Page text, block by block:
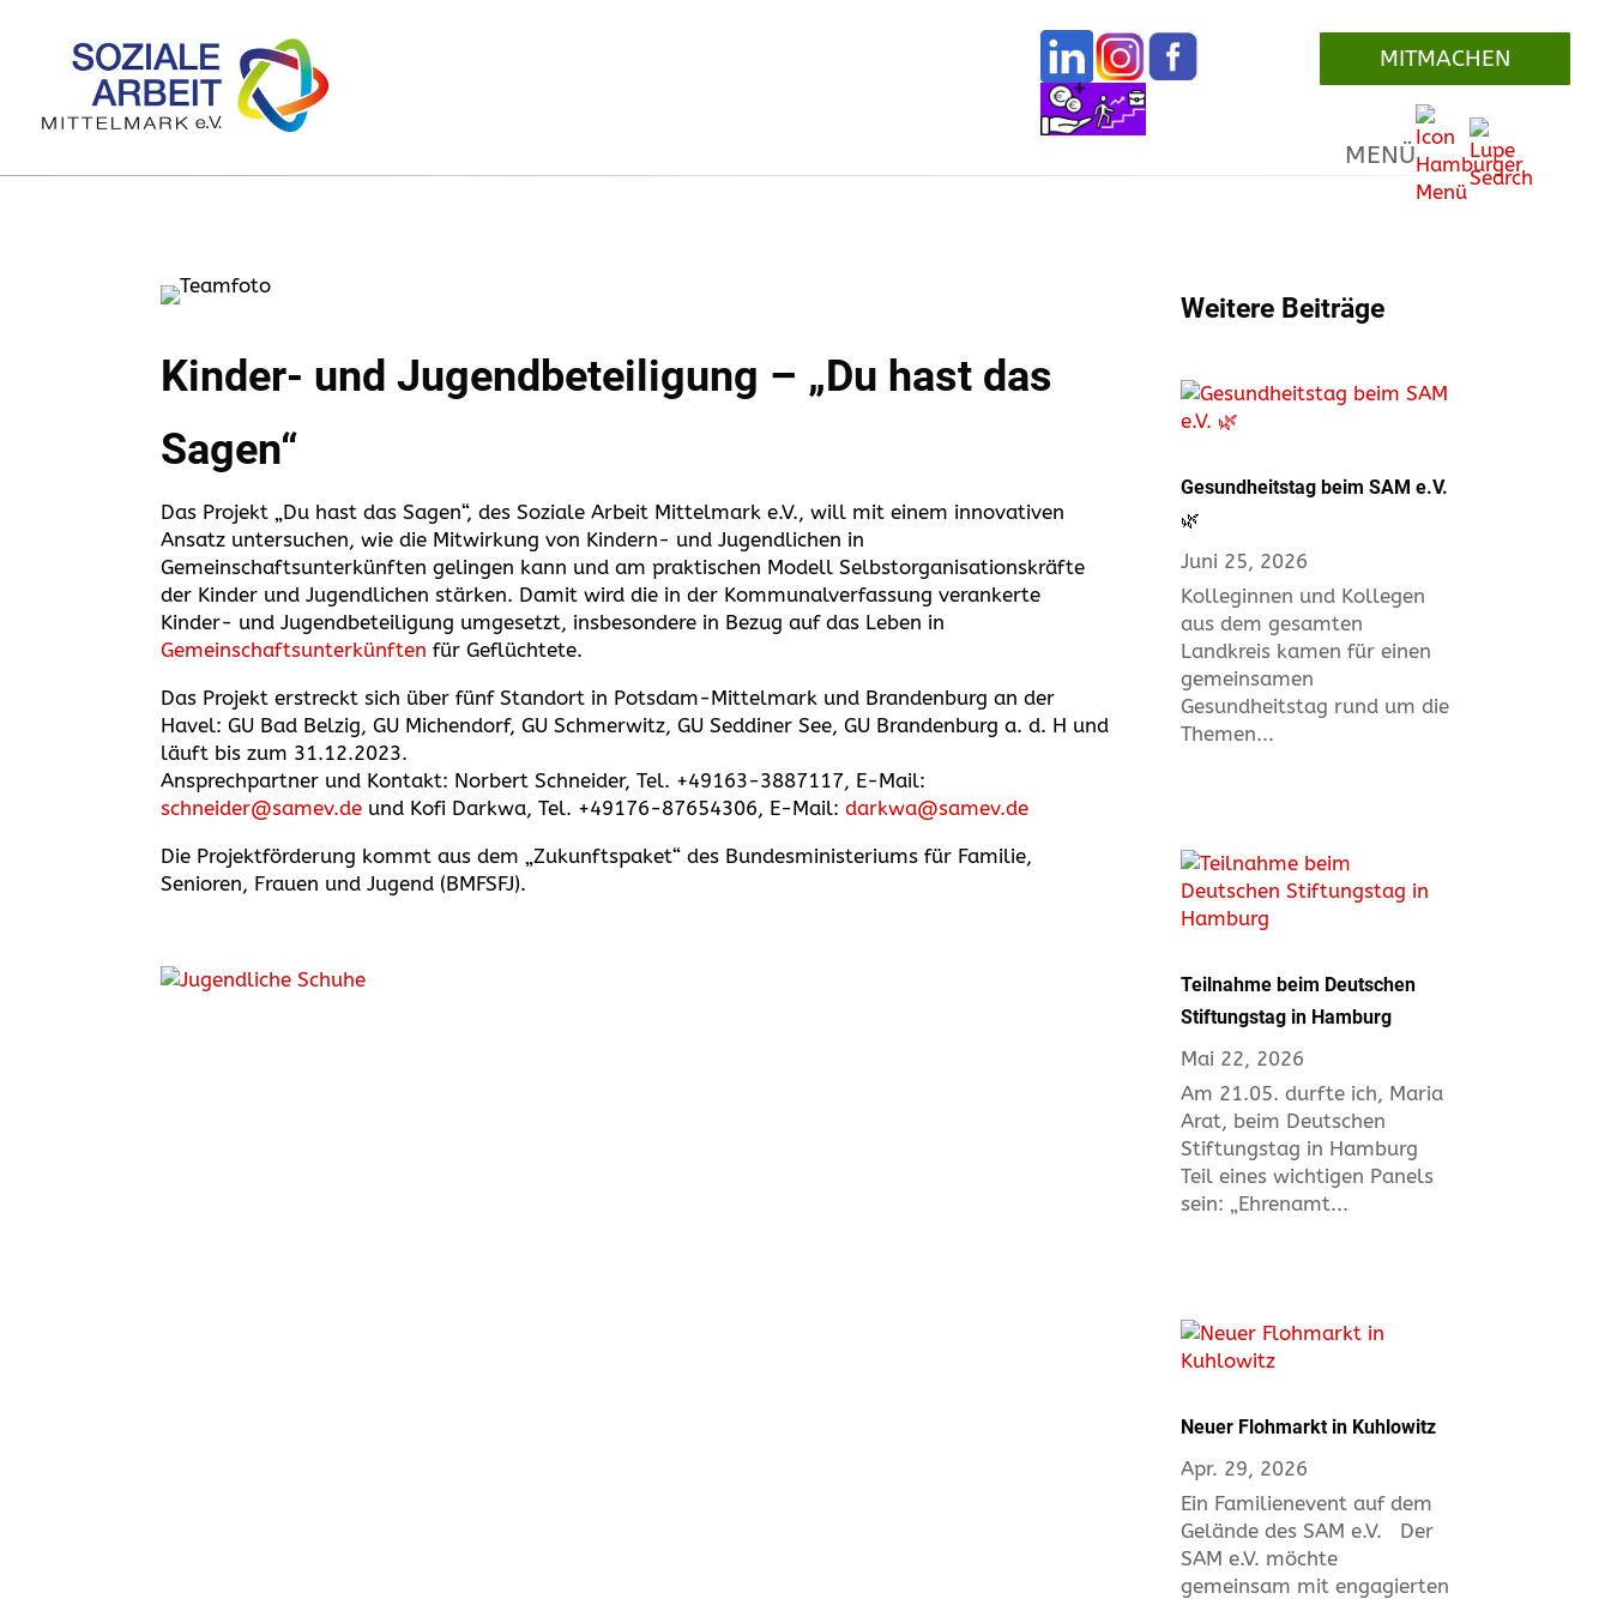
MITMACHEN
MENÜ
Kinder- und Jugendbeteiligung – „Du hast das
Sagen“
Das Projekt „Du hast das Sagen“, des Soziale Arbeit Mittelmark e.V., will mit einem innovativen
Ansatz untersuchen, wie die Mitwirkung von Kindern- und Jugendlichen in
Gemeinschaftsunterkünften gelingen kann und am praktischen Modell Selbstorganisationskräfte
der Kinder und Jugendlichen stärken. Damit wird die in der Kommunalverfassung verankerte
Kinder- und Jugendbeteiligung umgesetzt, insbesondere in Bezug auf das Leben in
Gemeinschaftsunterkünften für Geflüchtete.
Das Projekt erstreckt sich über fünf Standort in Potsdam-Mittelmark und Brandenburg an der
Havel: GU Bad Belzig, GU Michendorf, GU Schmerwitz, GU Seddiner See, GU Brandenburg a. d. H und
läuft bis zum 31.12.2023.
Ansprechpartner und Kontakt: Norbert Schneider, Tel. +49163-3887117, E-Mail:
schneider@samev.de und Kofi Darkwa, Tel. +49176-87654306, E-Mail:darkwa@samev.de
Die Projektförderung kommt aus dem „Zukunftspaket“ des Bundesministeriums für Familie,
Senioren, Frauen und Jugend (BMFSFJ).
Weitere Beiträge
Gesundheitstag beim SAM e.V.
🌿
Juni 25, 2026
Kolleginnen und Kollegen
aus dem gesamten
Landkreis kamen für einen
gemeinsamen
Gesundheitstag rund um die
Themen...
Teilnahme beim Deutschen
Stiftungstag in Hamburg
Mai 22, 2026
Am 21.05. durfte ich, Maria
Arat, beim Deutschen
Stiftungstag in Hamburg
Teil eines wichtigen Panels
sein: „Ehrenamt...
Neuer Flohmarkt in Kuhlowitz
Apr. 29, 2026
Ein Familienevent auf dem
Gelände des SAM e.V. Der
SAM e.V. möchte
gemeinsam mit engagierten